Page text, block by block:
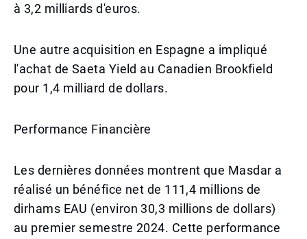
à 3,2 milliards d'euros.
Une autre acquisition en Espagne a impliqué
l'achat de Saeta Yield au Canadien Brookfield
pour 1,4 milliard de dollars.
Performance Financière
Les dernières données montrent que Masdar a
réalisé un bénéfice net de 111,4 millions de
dirhams EAU (environ 30,3 millions de dollars)
au premier semestre 2024. Cette performance